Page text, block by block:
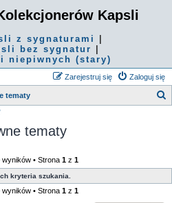
Kapsli
z sygnaturami
bez sygnatur
niepiwnych (stary)
Zaloguj się
Zarejestruj się
tematy
tematy
• Strona 1 z 1
kryteria szukania.
• Strona 1 z 1